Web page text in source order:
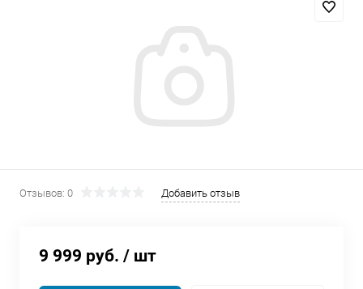
Отзывов: 0 Добавить отзыв
9 999 руб. / шт
выбранный способом
списываться
по25% каждые 2 недели